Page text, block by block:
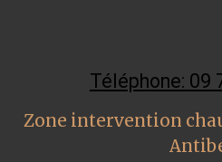
Téléphone: 09
Zone intervention